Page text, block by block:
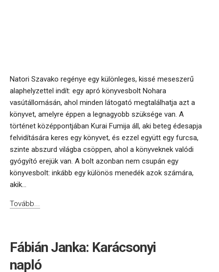
Natori Szavako regénye egy különleges, kissé meseszerű
alaphelyzettel indít: egy apró könyvesbolt Nohara
vasútállomásán, ahol minden látogató megtalálhatja azt a
könyvet, amelyre éppen a legnagyobb szüksége van. A
történet középpontjában Kurai Fumija áll, aki beteg édesapja
felvidítására keres egy könyvet, és ezzel együtt egy furcsa,
szinte abszurd világba csöppen, ahol a könyveknek valódi
gyógyító erejük van. A bolt azonban nem csupán egy
könyvesbolt: inkább egy különös menedék azok számára,
akik...
Tovább...
Fábián Janka: Karácsonyi
napló